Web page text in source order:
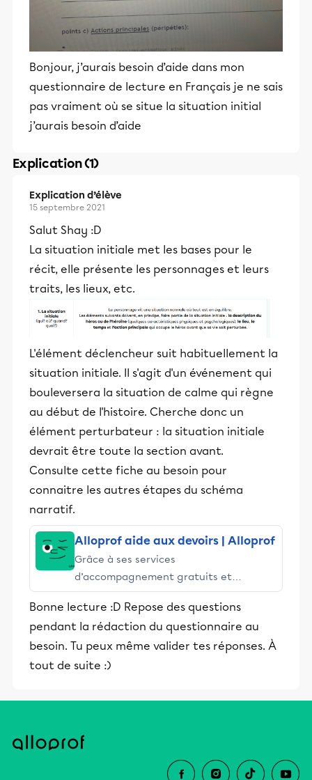
Bonjour, j’aurais besoin d’aide dans mon
questionnaire de lecture en Français je ne sais
pas vraiment où se situe la situation initial
j’aurais besoin d’aide
Explication (1)
Explication d’élève
15 septembre 2021
Salut Shay :D
La situation initiale met les bases pour le
récit, elle présente les personnages et leurs
traits, les lieux, etc.
L'élément déclencheur suit habituellement la
situation initiale. Il s'agit d'un événement qui
bouleversera la situation de calme qui règne
au début de l'histoire. Cherche donc un
élément perturbateur : la situation initiale
devrait être toute la section avant.
Consulte cette fiche au besoin pour
connaitre les autres étapes du schéma
narratif.
Alloprof aide aux devoirs | Alloprof
Grâce à ses services
d’accompagnement gratuits et
stimulants, Alloprof engage les élèves
et leurs parents dans la réussite
éducative.
Bonne lecture :D Repose des questions
pendant la rédaction du questionnaire au
besoin. Tu peux même valider tes réponses. À
tout de suite :)